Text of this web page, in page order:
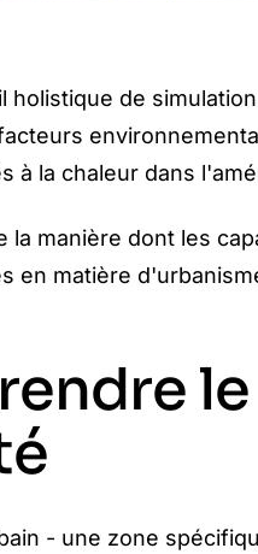
holistique de
à la chaleur dans
la manière dont les
en matière
- une zone